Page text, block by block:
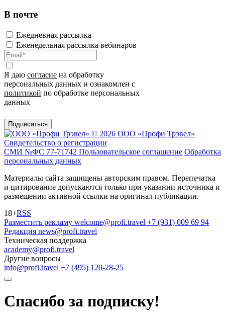
В почте
Ежедневная рассылка
Еженедельная рассылка вебинаров
Я даю согласие на обработку
персональных данных и ознакомлен с
политикой по обработке персональных
данных
Подписаться
© 2026 ООО «Профи Трэвeл»
Свидетельство о регистрации
СМИ №ФС 77-71742 Пользовательское соглашение Обработка
персональных данных
Материалы сайта защищены авторским правом. Перепечатка
и цитирование допускаются только при указании источника и
размещении активной ссылки на оригинал публикации.
18+RSS
Разместить рекламу welcome@profi.travel +7 (931) 009 69 94
Редакция news@profi.travel
Техническая поддержка
academy@profi.travel
Другие вопросы
info@profi.travel +7 (495) 120-28-25
Спасибо за подписку!